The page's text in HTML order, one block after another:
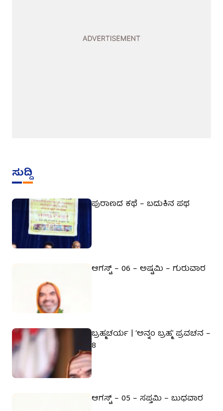
ಸುದ್ದಿ
ಪುರಾಣದ ಕಥೆ – ಬದುಕಿನ ಪಥ
ಆಗಸ್ಟ್ – 06 – ಅಷ್ಟಮಿ – ಗುರುವಾರ
ಬ್ರಹ್ಮಚರ್ಯ | ‘ಅನ್ನಂ ಬ್ರಹ್ಮ’ ಪ್ರವಚನ –
8
ಆಗಸ್ಟ್ – 05 – ಸಪ್ತಮಿ – ಬುಧವಾರ